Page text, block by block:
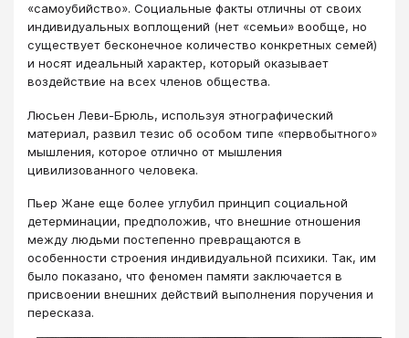
«самоубийство». Социальные факты отличны от своих
индивидуальных воплощений (нет «семьи» вообще, но
существует бесконечное количество конкретных семей)
и носят идеальный характер, который оказывает
воздействие на всех членов общества.
Люсьен Леви-Брюль, используя этнографический
материал, развил тезис об особом типе «первобытного»
мышления, которое отлично от мышления
цивилизованного человека.
Пьер Жане еще более углубил принцип социальной
детерминации, предположив, что внешние отношения
между людьми постепенно превращаются в
особенности строения индивидуальной психики. Так, им
было показано, что феномен памяти заключается в
присвоении внешних действий выполнения поручения и
пересказа.